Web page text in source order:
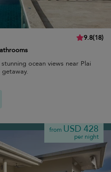
9.8(18)
ocean views near Plai
from USD 428
per night